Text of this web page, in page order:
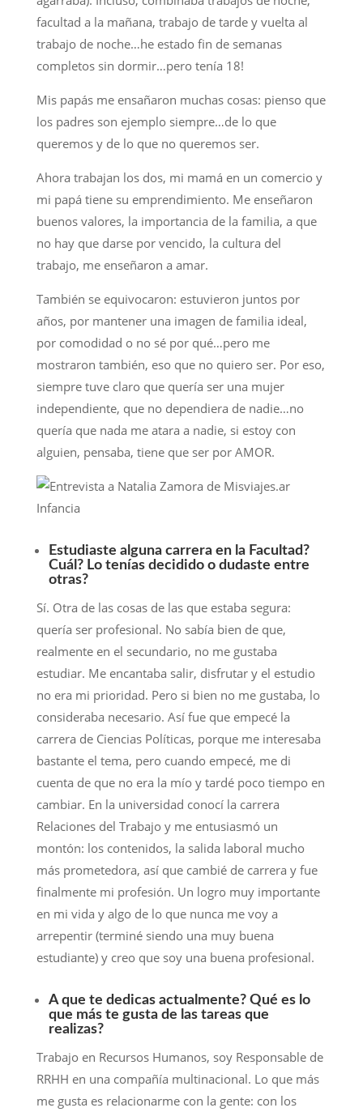
facultad a la mañana, trabajo de tarde y vuelta al
trabajo de noche…he estado fin de semanas
completos sin dormir…pero tenía 18!
Mis papás me ensañaron muchas cosas: pienso que
los padres son ejemplo siempre…de lo que
queremos y de lo que no queremos ser.
Ahora trabajan los dos, mi mamá en un comercio y
mi papá tiene su emprendimiento. Me enseñaron
buenos valores, la importancia de la familia, a que
no hay que darse por vencido, la cultura del
trabajo, me enseñaron a amar.
También se equivocaron: estuvieron juntos por
años, por mantener una imagen de familia ideal,
por comodidad o no sé por qué…pero me
mostraron también, eso que no quiero ser. Por eso,
siempre tuve claro que quería ser una mujer
independiente, que no dependiera de nadie…no
quería que nada me atara a nadie, si estoy con
alguien, pensaba, tiene que ser por AMOR.
Estudiaste alguna carrera en la Facultad?
Cuál? Lo tenías decidido o dudaste entre
otras?
Sí. Otra de las cosas de las que estaba segura:
quería ser profesional. No sabía bien de que,
realmente en el secundario, no me gustaba
estudiar. Me encantaba salir, disfrutar y el estudio
no era mi prioridad. Pero si bien no me gustaba, lo
consideraba necesario. Así fue que empecé la
carrera de Ciencias Políticas, porque me interesaba
bastante el tema, pero cuando empecé, me di
cuenta de que no era la mío y tardé poco tiempo en
cambiar. En la universidad conocí la carrera
Relaciones del Trabajo y me entusiasmó un
montón: los contenidos, la salida laboral mucho
más prometedora, así que cambié de carrera y fue
finalmente mi profesión. Un logro muy importante
en mi vida y algo de lo que nunca me voy a
arrepentir (terminé siendo una muy buena
estudiante) y creo que soy una buena profesional.
A que te dedicas actualmente? Qué es lo
que más te gusta de las tareas que
realizas?
Trabajo en Recursos Humanos, soy Responsable de
RRHH en una compañía multinacional. Lo que más
me gusta es relacionarme con la gente: con los